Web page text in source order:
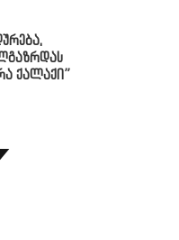
ქალაქი”